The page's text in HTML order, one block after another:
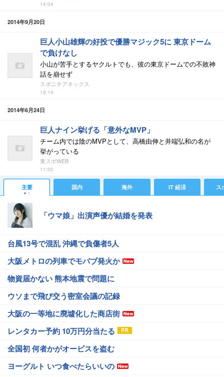
14:04
2014年9月20日
巨人小山雄輝の好投で優勝マジック5に 東京ドーム
で負けなし
小山が苦手とするヤクルトでも、彼の東京ドームでの不敗神
話を崩せず
スポニチアネックス
18:14
2014年6月24日
巨人ナイン挙げる「意外なMVP」
チーム内では陰のMVPとして、高橋由伸と井端弘和の名が
挙がっている
東スポWEB
11:00
主要 国内 海外 IT 経済 ス
「ウマ娘」出演声優が結婚を発表
台風13号で混乱 沖縄で負傷者5人
大阪メトロの列車でモバブ発火か
物資届かない 熊本地震で問題に
ウソまで飛び交う密室会議の記録
大阪の一等地に廃墟化した商店街
レンタカー予約 10万円分当たる
全国初 何者かがオービスを盗む
ヨーグルト いつ食べたらいいの